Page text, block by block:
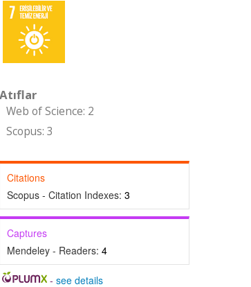
Atıflar
Web of Science: 2
Scopus: 3
Citations
Scopus - Citation Indexes: 3
Captures
Mendeley - Readers: 4
-see details